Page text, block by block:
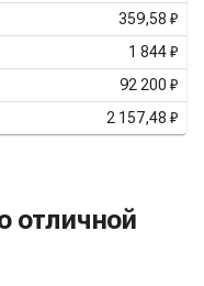
359,58 ₽
1 844 ₽
92 200 ₽
2 157,48 ₽
отличной